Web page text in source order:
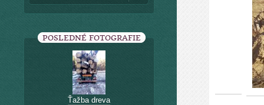
POSLEDNÉ FOTOGRAFIE
Ťažba dreva